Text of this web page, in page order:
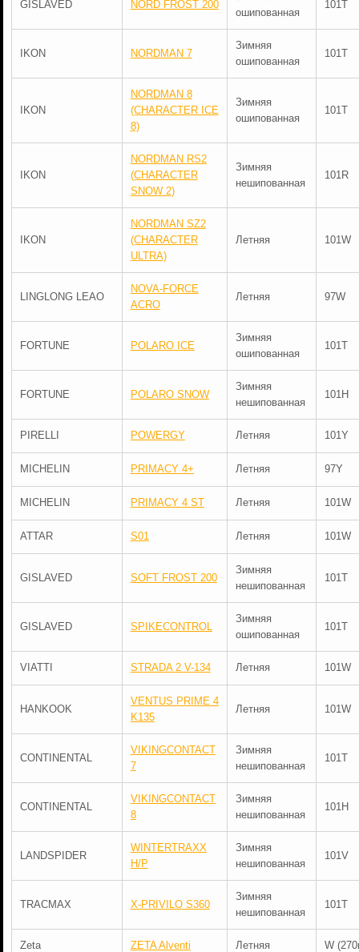
GISLAVED NORD FROST 200
ошипованная
101T
IKON NORDMAN 7
Зимняя
ошипованная
101T
IKON
NORDMAN 8
(CHARACTER ICE
8)
Зимняя
ошипованная
101T
IKON
NORDMAN RS2
(CHARACTER
SNOW 2)
Зимняя
нешипованная
101R
IKON
NORDMAN SZ2
(CHARACTER
ULTRA)
Летняя 101W
LINGLONG LEAO
NOVA-FORCE
ACRO
Летняя 97W
FORTUNE POLARO ICE
Зимняя
ошипованная
101T
FORTUNE POLARO SNOW
Зимняя
нешипованная
101H
PIRELLI POWERGY Летняя 101Y
MICHELIN PRIMACY 4+ Летняя 97Y
MICHELIN PRIMACY 4 ST Летняя 101W
ATTAR S01 Летняя 101W
GISLAVED SOFT FROST 200
Зимняя
нешипованная
101T
GISLAVED SPIKECONTROL
Зимняя
ошипованная
101T
VIATTI STRADA 2 V-134 Летняя 101W
HANKOOK
VENTUS PRIME 4
K135
Летняя 101W
CONTINENTAL
VIKINGCONTACT
7
Зимняя
нешипованная
101T
CONTINENTAL
VIKINGCONTACT
8
Зимняя
нешипованная
101H
LANDSPIDER
WINTERTRAXX
H/P
Зимняя
нешипованная
101V
TRACMAX X-PRIVILO S360
Зимняя
нешипованная
101T
Zeta ZETA Alventi Летняя W